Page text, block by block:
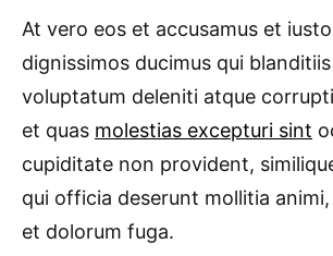
At vero eos et accusamus et
dignissimos ducimus qui
voluptatum deleniti atque
et quas molestias excepturi sint
cupiditate non provident,
qui officia deserunt mollitia
et dolorum fuga.